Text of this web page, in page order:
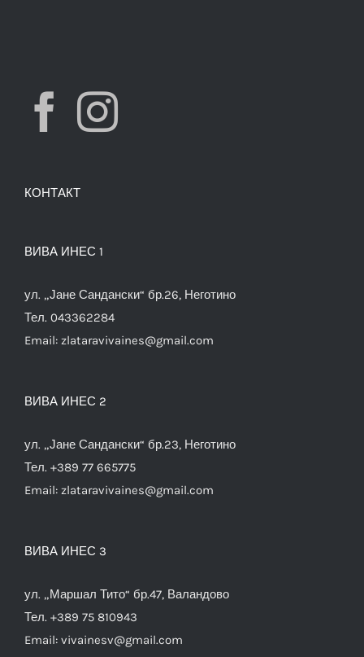
КОНТАКТ
ВИВА ИНЕС 1
ул. „Јане Сандански“ бр.26, Неготино
Тел. 043362284
Email: zlataravivaines@gmail.com
ВИВА ИНЕС 2
ул. „Јане Сандански“ бр.23, Неготино
Тел. +389 77 665775
Email: zlataravivaines@gmail.com
ВИВА ИНЕС 3
ул. „Маршал Тито“ бр.47, Валандово
Тел. +389 75 810943
Email: vivainesv@gmail.com